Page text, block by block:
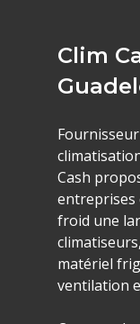
Clim
Cash
entreprises
froid une
matériel
ventilation